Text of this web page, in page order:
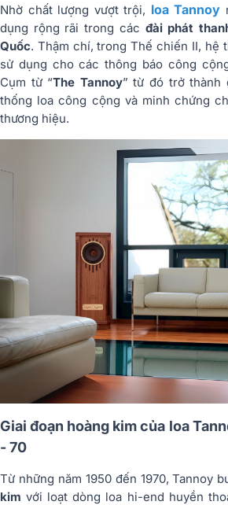
Nhờ chất lượng vượt trội, loa Tannoy
dụng rộng rãi trong các đài phát
Quốc. Thậm chí, trong Thế chiến II, hệ
sử dụng cho các thông báo công
Cụm từ “The Tannoy” từ đó trở thành
thống loa công cộng và minh chứng
thương hiệu.
Giai đoạn hoàng kim của loa
- 70
Từ những năm 1950 đến 1970, Tannoy
kim với loạt dòng loa hi-end huyền